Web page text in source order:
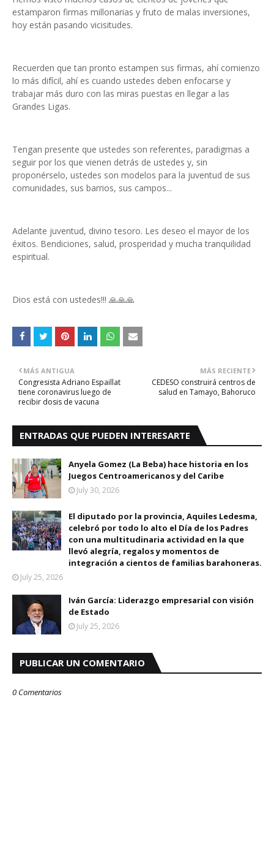
estamparon firmas millonarias y fruto de malas inversiones,
hoy están pasando vicisitudes.
Recuerden que tan pronto estampen sus firmas, ahí comienzo
lo más difícil, ahí es cuando ustedes deben enfocarse y
trabajar más duro con las miras puestas en llegar a las
Grandes Ligas.
Tengan presente que ustedes son referentes, paradigmas a
seguir por los que vienen detrás de ustedes y, sin
proponérselo, ustedes son modelos para la juventud de sus
comunidades, sus barrios, sus campos...
Adelante juventud, divino tesoro. Les deseo el mayor de los
éxitos. Bendiciones, salud, prosperidad y mucha tranquilidad
espiritual.
Dios está con ustedes!!! 🙏🙏🙏
MÁS RECIENTE
CEDESO construirá centros de
salud en Tamayo, Bahoruco
MÁS ANTIGUA
Congresista Adriano Espaillat
tiene coronavirus luego de
recibir dosis de vacuna
ENTRADAS QUE PUEDEN INTERESARTE
Anyela Gomez (La Beba) hace historia en los
Juegos Centroamericanos y del Caribe
July 30, 2026
El diputado por la provincia, Aquiles Ledesma,
celebró por todo lo alto el Día de los Padres
con una multitudinaria actividad en la que
llevó alegría, regalos y momentos de
integración a cientos de familias barahoneras.
July 25, 2026
Iván García: Liderazgo empresarial con visión
de Estado
July 25, 2026
PUBLICAR UN COMENTARIO
0 Comentarios